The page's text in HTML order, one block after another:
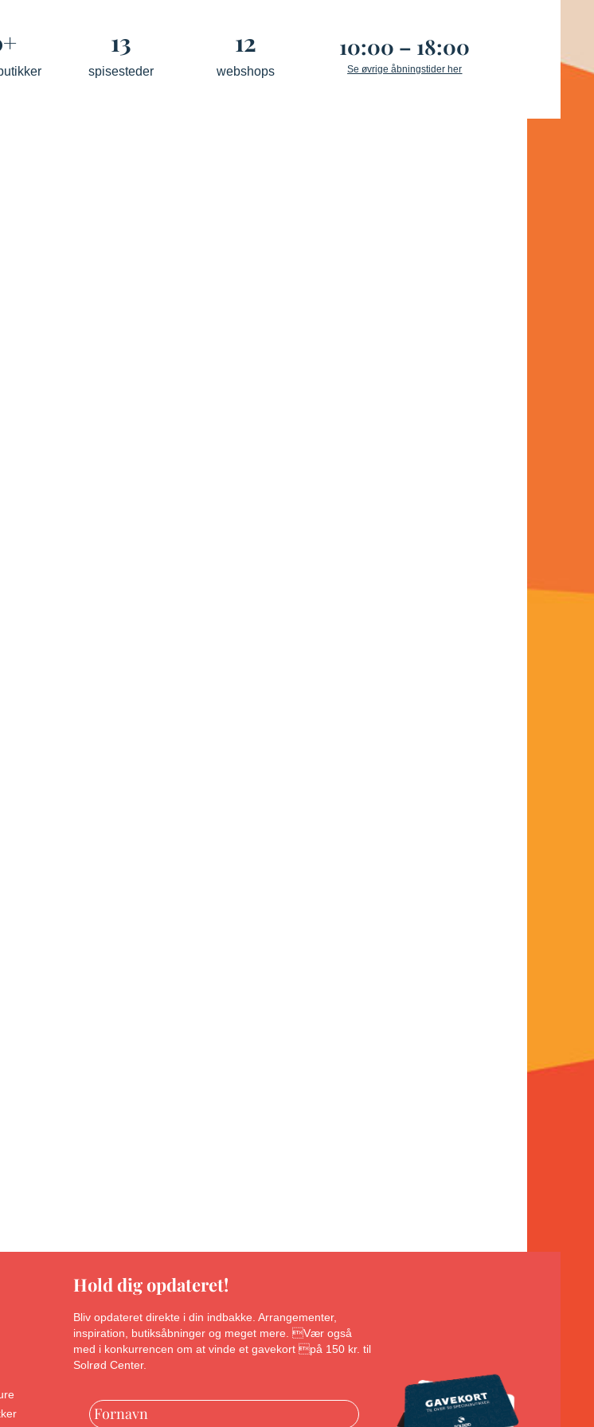
13
spisesteder
12
webshops
10:00 – 18:00
Se øvrige åbningstider her
Hold dig opdateret!
Bliv opdateret direkte i din indbakke. Arrangementer,
inspiration, butiksåbninger og meget mere. Vær også
med i konkurrencen om at vinde et gavekort på 150 kr. til
Solrød Center.